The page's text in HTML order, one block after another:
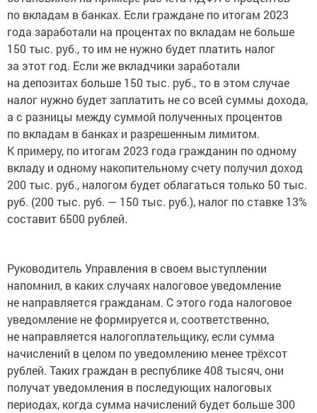
по вкладам в банках. Если граждане по итогам 2023
года заработали на процентах по вкладам не больше
150 тыс. руб., то им не нужно будет платить налог
за этот год. Если же вкладчики заработали
на депозитах больше 150 тыс. руб., то в этом случае
налог нужно будет заплатить не со всей суммы дохода,
а с разницы между суммой полученных процентов
по вкладам в банках и разрешенным лимитом.
К примеру, по итогам 2023 года гражданин по одному
вкладу и одному накопительному счету получил доход
200 тыс. руб., налогом будет облагаться только 50 тыс.
руб. (200 тыс. руб. — 150 тыс. руб.), налог по ставке 13%
составит 6500 рублей.
Руководитель Управления в своем выступлении
напомнил, в каких случаях налоговое уведомление
не направляется гражданам. С этого года налоговое
уведомление не формируется и, соответственно,
не направляется налогоплательщику, если сумма
начислений в целом по уведомлению менее трёхсот
рублей. Таких граждан в республике 408 тысяч, они
получат уведомления в последующих налоговых
периодах, когда сумма начислений будет больше 300